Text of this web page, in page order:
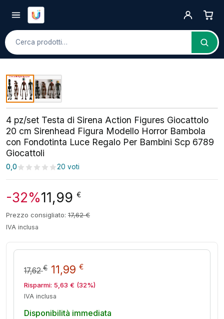
Cerca
4 pz/set Testa di Sirena Action Figures Giocattolo
20 cm Sirenhead Figura Modello Horror Bambola
con Fondotinta Luce Regalo Per Bambini Scp 6789
Giocattoli
0,0 20 voti
-32%11,99 €
Prezzo consigliato: 17,62€
IVA inclusa
17,62€ Il prezzo originale era: 17,62 €.
11,99 €Il prezzo attuale è: 11,99
Risparmi: 5,63 € (32%)
IVA inclusa
Disponibilità immediata